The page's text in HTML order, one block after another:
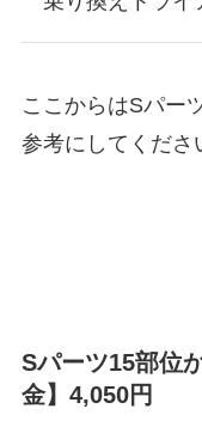
ここからはSパー
参考にしてくださ
Sパーツ15部位
金】4,050円